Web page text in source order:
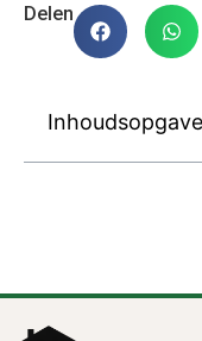
Delen
Inhoudsopgave